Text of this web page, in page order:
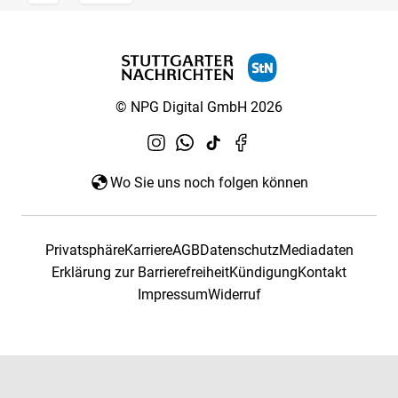
© NPG Digital GmbH 2026
Wo Sie uns noch folgen können
PrivatsphäreKarriereAGBDatenschutzMediadaten
Erklärung zur BarrierefreiheitKündigungKontakt
ImpressumWiderruf